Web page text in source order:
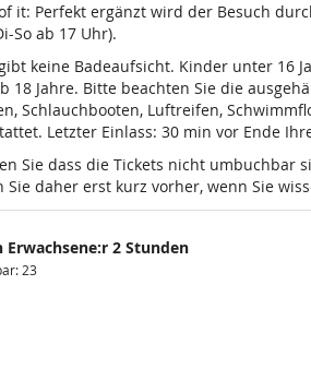
it: Perfekt ergänzt wird der Besuch
So ab 17 Uhr).
keine Badeaufsicht. Kinder unter 16
18 Jahre. Bitte beachten Sie die
Schlauchbooten, Luftreifen,
Letzter Einlass: 30 min vor Ende
Sie dass die Tickets nicht umbuchbar
Sie daher erst kurz vorher, wenn Sie
Erwachsene:r 2 Stunden
23